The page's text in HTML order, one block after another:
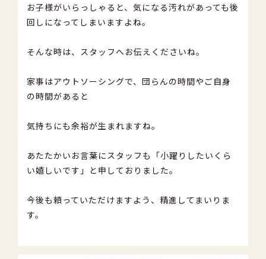
お子様がいらっしゃると、気になる汚れがあっても後
回しになってしまいますよね。
そんな時は、スタッフへお伝えくださいね。
家事はアウトソーシングで、団らんの時間やご自身
の時間があると
気持ちにも余裕が生まれますね。
あたたかいお言葉にスタッフも「小躍りしたいくら
い嬉しいです」と申しておりました。
今後も頼っていただけますよう、精進してまいりま
す。